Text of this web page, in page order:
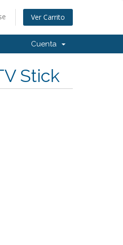
Ver Carrito
Cuenta
Stick